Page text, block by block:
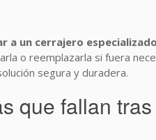
a un cerrajero especializado
o reemplazarla si fuera
segura y duradera.
que fallan